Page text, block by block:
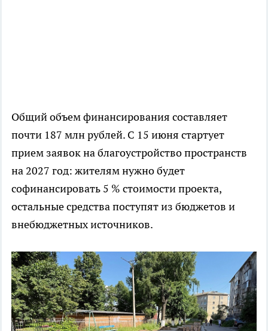
Общий объем финансирования составляет
почти 187 млн рублей. С 15 июня стартует
прием заявок на благоустройство пространств
на 2027 год: жителям нужно будет
софинансировать 5 % стоимости проекта,
остальные средства поступят из бюджетов и
внебюджетных источников.